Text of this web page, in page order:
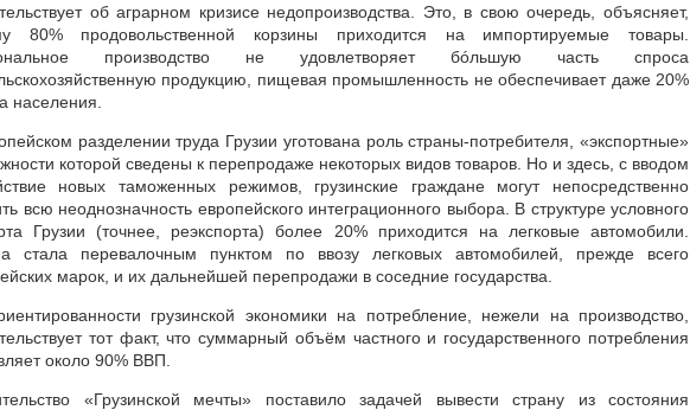
об аграрном кризисе недопроизводства. Это, в свою очередь, объясняет,
80% продовольственной корзины приходится на импортируемые товары.
производство не удовлетворяет бóльшую часть спроса
продукцию, пищевая промышленность не обеспечивает даже 20%
населения.
разделении труда Грузии уготована роль страны-потребителя, «экспортные»
которой сведены к перепродаже некоторых видов товаров. Но и здесь, с вводом
новых таможенных режимов, грузинские граждане могут непосредственно
всю неоднозначность европейского интеграционного выбора. В структуре условного
Грузии (точнее, реэкспорта) более 20% приходится на легковые автомобили.
стала перевалочным пунктом по ввозу легковых автомобилей, прежде всего
марок, и их дальнейшей перепродажи в соседние государства.
грузинской экономики на потребление, нежели на производство,
тот факт, что суммарный объём частного и государственного потребления
около 90% ВВП.
«Грузинской мечты» поставило задачей вывести страну из состояния